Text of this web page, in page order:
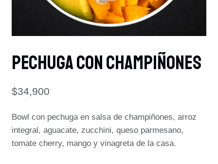
PECHUGA CON CHAMPIÑONES
$34,900
Bowl con pechuga en salsa de champiñones, arroz
integral, aguacate, zucchini, queso parmesano,
tomate cherry, mango y vinagreta de la casa.